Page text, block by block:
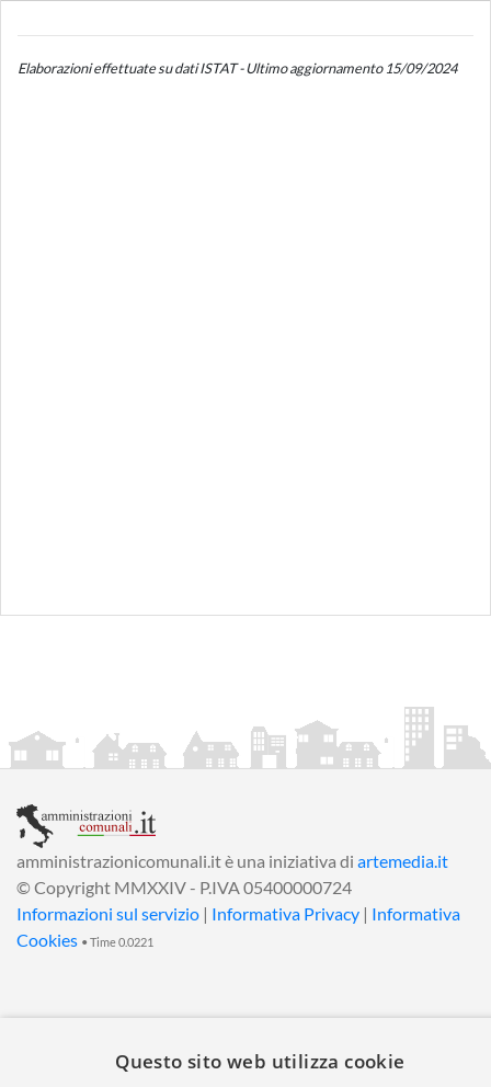
Elaborazioni effettuate su dati ISTAT - Ultimo aggiornamento 15/09/2024
amministrazionicomunali.it è una iniziativa di artemedia.it
© Copyright MMXXIV - P.IVA 05400000724
Informazioni sul servizio | Informativa Privacy | Informativa
Cookies • Time 0.0221
Questo sito web utilizza cookie